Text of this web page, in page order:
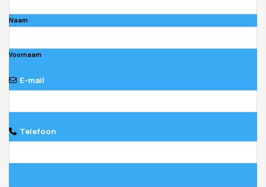
Naam
Voornaam
E-mail
Telefoon